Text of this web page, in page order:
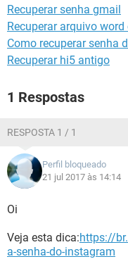
Recuperar senha gmail
Recuperar arquivo
Como recuperar senha
Recuperar hi5 antigo
1 Respostas
RESPOSTA 1 / 1
Perfil bloqueado
21 jul 2017 às 14:14
Oi
Veja esta dica:https://
a-senha-do-instagram